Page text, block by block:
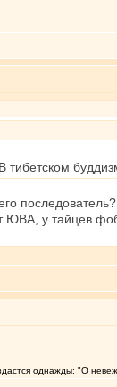
у тайцев
однажды: "О